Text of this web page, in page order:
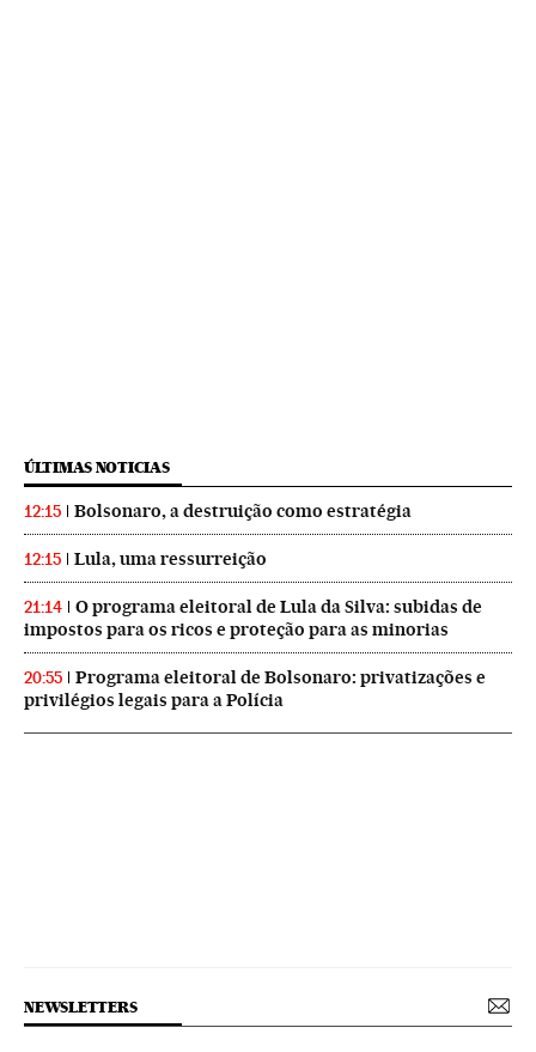
ÚLTIMAS NOTICIAS
12:15 Bolsonaro, a destruição como estratégia
12:15 Lula, uma ressurreição
21:14
O programa eleitoral de Lula da Silva: subidas de
impostos para os ricos e proteção para as minorias
20:55
Programa eleitoral de Bolsonaro: privatizações e
privilégios legais para a Polícia
NEWSLETTERS